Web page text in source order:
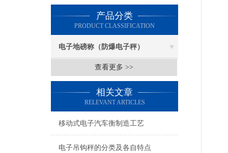
产品分类
PRODUCT CLASSIFICATION
电子地磅称（防爆电子秤）
查看更多 >>
相关文章
RELEVANT ARTICLES
移动式电子汽车衡制造工艺
电子吊钩秤的分类及各自特点